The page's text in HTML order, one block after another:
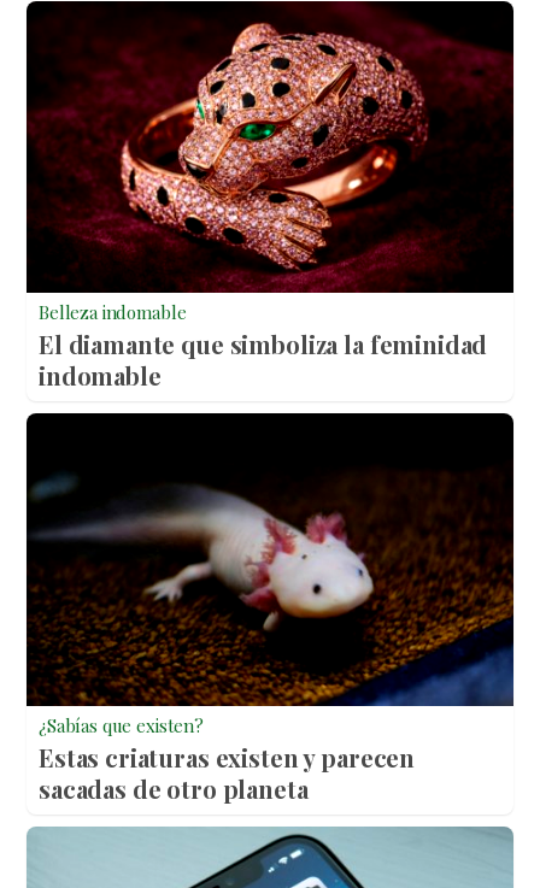
Belleza indomable
El diamante que simboliza la feminidad
indomable
¿Sabías que existen?
Estas criaturas existen y parecen
sacadas de otro planeta